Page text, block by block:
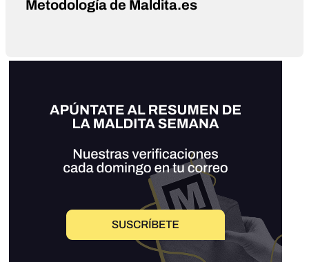
Metodología de Maldita.es